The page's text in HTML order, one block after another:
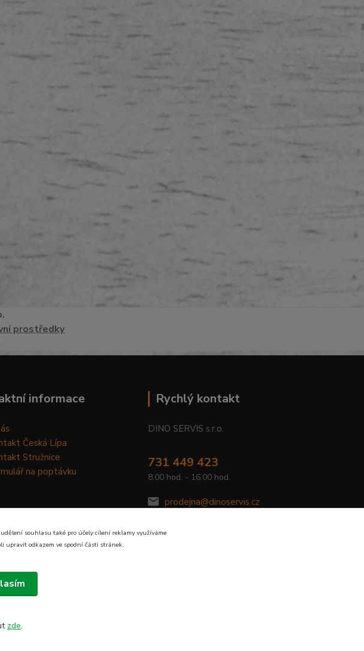
prostředky
informace
Česká Lípa
Stružnice
na poptávku
Rychlý kontakt
DINO SERVIS s.r.o.
731 449 423
8.00 hod. - 16.00 hod.
prodejna@dinoservis.cz
souhlasu také pro účely cílení reklamy využíváme
upravit odkazem ve spodní části stránek.
zde.